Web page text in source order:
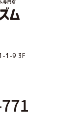
1-9 3F